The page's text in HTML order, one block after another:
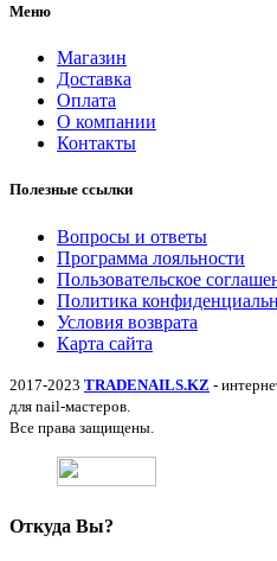
Меню
Магазин
Доставка
Оплата
О компании
Контакты
Полезные ссылки
Вопросы и ответы
Программа лояльности
Пользовательское
Политика
Условия возврата
Карта сайта
2017-2023 TRADENAILS.KZ -
для nail-мастеров.
Все права защищены.
Откуда Вы?